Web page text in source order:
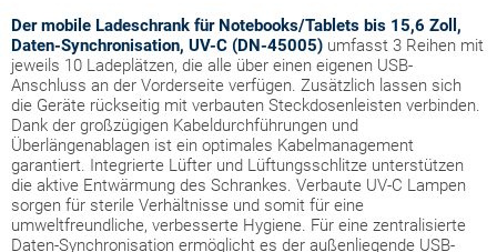
Der mobile Ladeschrank für Notebooks/Tablets bis 15,6 Zoll,
Daten-Synchronisation, UV-C (DN-45005) umfasst 3 Reihen mit
jeweils 10 Ladeplätzen, die alle über einen eigenen USB-
Anschluss an der Vorderseite verfügen. Zusätzlich lassen sich
die Geräte rückseitig mit verbauten Steckdosenleisten verbinden.
Dank der großzügigen Kabeldurchführungen und
Überlängenablagen ist ein optimales Kabelmanagement
garantiert. Integrierte Lüfter und Lüftungsschlitze unterstützen
die aktive Entwärmung des Schrankes. Verbaute UV-C Lampen
sorgen für sterile Verhältnisse und somit für eine
umweltfreundliche, verbesserte Hygiene. Für eine zentralisierte
Daten-Synchronisation ermöglicht es der außenliegende USB-